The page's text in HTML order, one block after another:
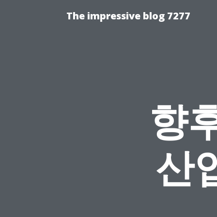
The impressive blog 7277
향
산